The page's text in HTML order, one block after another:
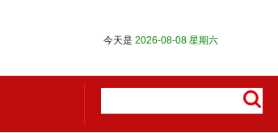
今天是 2026-08-08 星期六